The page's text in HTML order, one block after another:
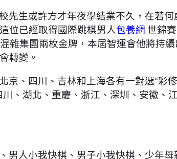
先生或許方才年夜學結業不久，在若
位已經取得國際跳棋男人包養網 世錦
雜集團兩枚金牌，本屆智運會他將持
轉變。
、四川、吉林和上海各有一對選“彩
、湖北、重慶、浙江、深圳、安徽、
男人小我快棋、男子小我快棋、少年